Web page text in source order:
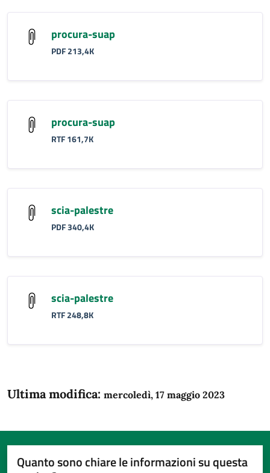
procura-suap
PDF 213,4K
procura-suap
RTF 161,7K
scia-palestre
PDF 340,4K
scia-palestre
RTF 248,8K
Ultima modifica: mercoledì, 17 maggio 2023
Quanto sono chiare le informazioni su questa